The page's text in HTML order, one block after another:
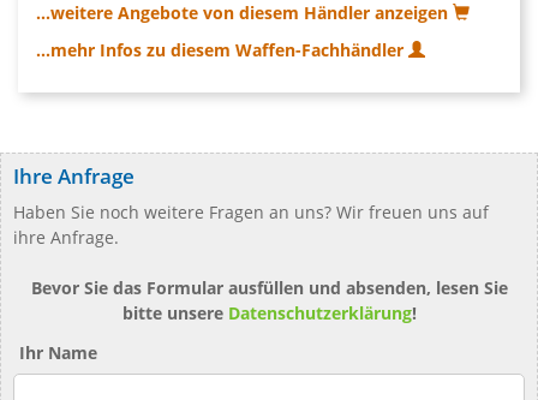
...weitere Angebote von diesem Händler anzeigen
...mehr Infos zu diesem Waffen-Fachhändler
Ihre Anfrage
Haben Sie noch weitere Fragen an uns? Wir freuen uns auf
ihre Anfrage.
Bevor Sie das Formular ausfüllen und absenden, lesen Sie
bitte unsere Datenschutzerklärung!
Ihr Name